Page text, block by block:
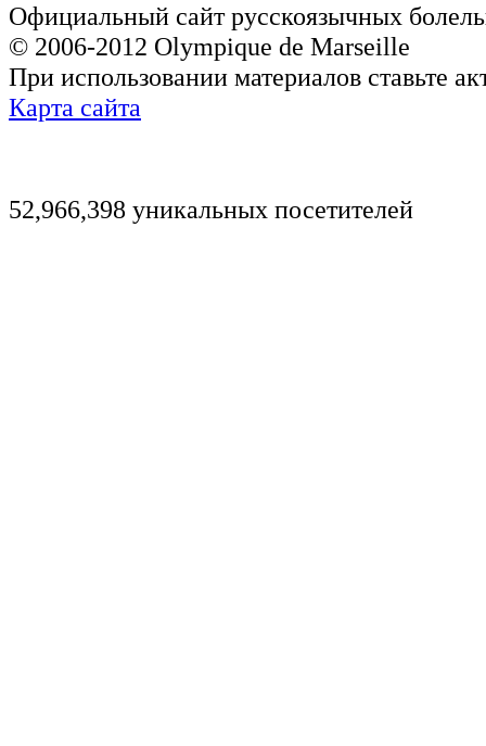
Официальный сайт русскоязычных
© 2006-2012 Olympique de Marseille
При использовании материалов ставьте
Карта сайта
52,966,398 уникальных посетителей